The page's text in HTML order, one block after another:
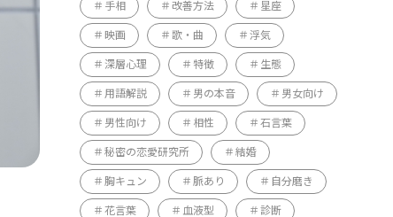
手相 改善方法 星座
映画 歌・曲 浮気
深層心理 特徴 生態
用語解説 男の本音 男女向け
男性向け 相性 石言葉
秘密の恋愛研究所 結婚
胸キュン 脈あり 自分磨き
花言葉 血液型 診断